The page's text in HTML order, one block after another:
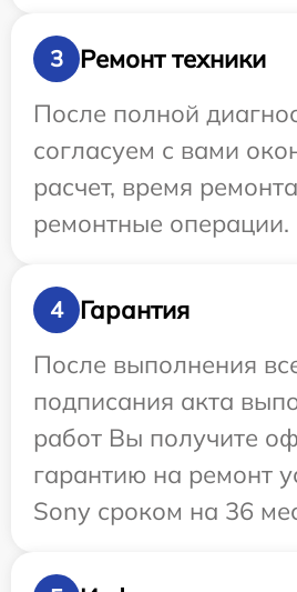
3
Ремонт техники
После полной
согласуем с вами
расчет, время
ремонтные операции.
4
Гарантия
После выполнения
подписания акта
работ Вы получите
гарантию на ремонт
Sony сроком на 36